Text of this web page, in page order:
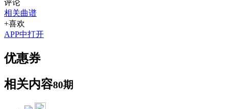
评论
相关曲谱
+喜欢
APP中打开
优惠券
相关内容80期